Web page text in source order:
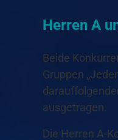
Herren A
Beide
Gruppen
ausgetragen.
Die Herren A-